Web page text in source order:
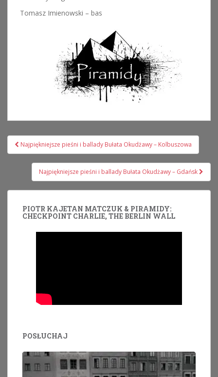
Tomasz Imienowski – bas
Nawigacja
wpisu
Najpiękniejsze pieśni i ballady Bułata Okudżawy – Kolbuszowa
Najpiękniejsze pieśni i ballady Bułata Okudżawy – Gdańsk
PIOTR KAJETAN MATCZUK & PIRAMIDY:
CHECKPOINT CHARLIE, THE BERLIN WALL
POSŁUCHAJ
Odtwarzacz
dźwiękowych